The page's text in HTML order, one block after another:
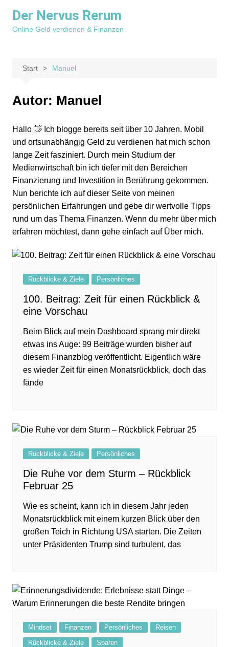
Inhalt
springen
Der Nervus Rerum
Online Geld verdienen & Finanzen
Start Manuel
Autor: Manuel
Hallo 👋 Ich blogge bereits seit über 10 Jahren. Mobil
und ortsunabhängig Geld zu verdienen hat mich schon
lange Zeit fasziniert. Durch mein Studium der
Medienwirtschaft bin ich tiefer mit den Bereichen
Finanzierung und Investition in Berührung gekommen.
Nun berichte ich auf dieser Seite von meinen
persönlichen Erfahrungen und gebe dir wertvolle Tipps
rund um das Thema Finanzen. Wenn du mehr über mich
erfahren möchtest, dann gehe einfach auf Über mich.
Rückblicke & Ziele Persönliches
100. Beitrag: Zeit für einen Rückblick &
eine Vorschau
Beim Blick auf mein Dashboard sprang mir direkt
etwas ins Auge: 99 Beiträge wurden bisher auf
diesem Finanzblog veröffentlicht. Eigentlich wäre
es wieder Zeit für einen Monatsrückblick, doch das
fände
Rückblicke & Ziele Persönliches
Die Ruhe vor dem Sturm – Rückblick
Februar 25
Wie es scheint, kann ich in diesem Jahr jeden
Monatsrückblick mit einem kurzen Blick über den
großen Teich in Richtung USA starten. Die Zeiten
unter Präsidenten Trump sind turbulent, das
Mindset Finanzen Persönliches
Reisen
Rückblicke & Ziele
Sparen